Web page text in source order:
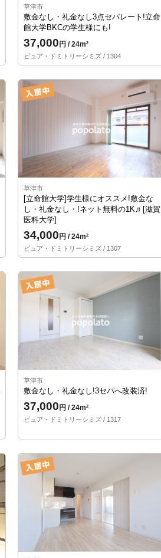
草津市
敷金なし・礼金なし3点セパレート!立命
館大学BKCの学生様にも!
37,000 円 / 24m²
ピュア・ドミトリーシミズ / 1304
草津市
[立命館大学]学生様にオススメ!敷金な
し・礼金なし・!ネット無料の1K♬[滋賀
医科大学]
34,000 円 / 24m²
ピュア・ドミトリーシミズ / 1307
草津市
敷金なし・礼金なし!3セパへ改装済!
37,000 円 / 24m²
ピュア・ドミトリーシミズ / 1317